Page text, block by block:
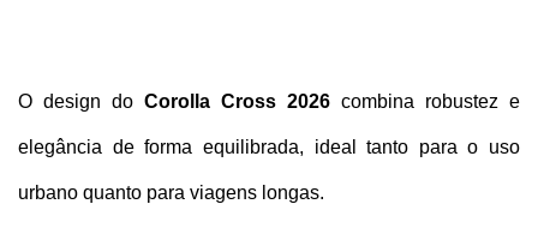
O design do Corolla Cross 2026 combina robustez e
elegância de forma equilibrada, ideal tanto para o uso
urbano quanto para viagens longas.